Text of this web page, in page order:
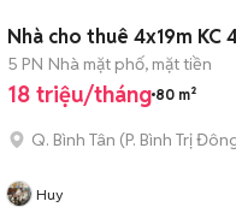
Nhà cho thuê 4x19m KC
5 PN Nhà mặt phố, mặt tiền
18 triệu/tháng 80 m²
Q. Bình Tân (P. Bình Trị
Huy